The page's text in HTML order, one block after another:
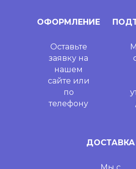
ОФОРМЛЕНИЕ
Оставьте
заявку на
нашем
сайте или
по
телефону
ДОСТАВКА